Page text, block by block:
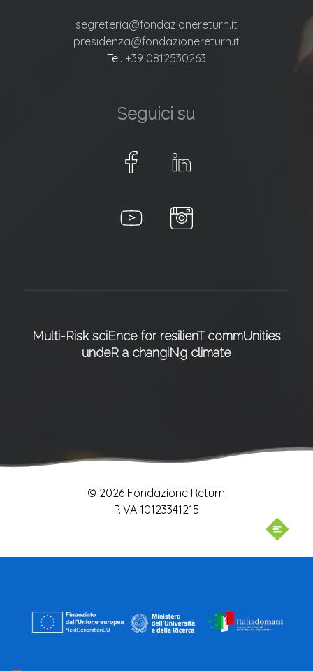
segreteria@fondazionereturn.it
presidenza@fondazionereturn.it
Tel. +39 0812530263
Seguici su
Multi-Risk sciEnce for resilienT commUnities
undeR a changiNg climate
© 2026 Fondazione Return
P.IVA 10123341215